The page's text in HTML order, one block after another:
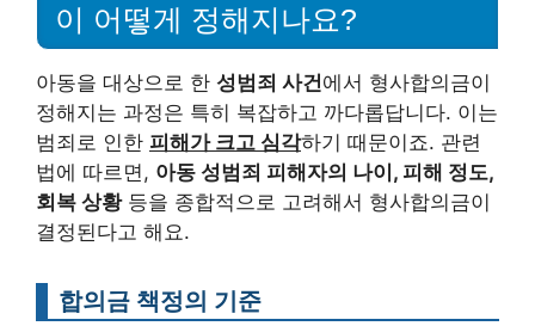
이 어떻게 정해지나요?
아동을 대상으로 한 성범죄 사건에서 형사합의금이
정해지는 과정은 특히 복잡하고 까다롭답니다. 이는
범죄로 인한 피해가 크고 심각하기 때문이죠. 관련
법에 따르면, 아동 성범죄 피해자의 나이, 피해 정도,
회복 상황등을 종합적으로 고려해서 형사합의금이
결정된다고 해요.
합의금 책정의 기준